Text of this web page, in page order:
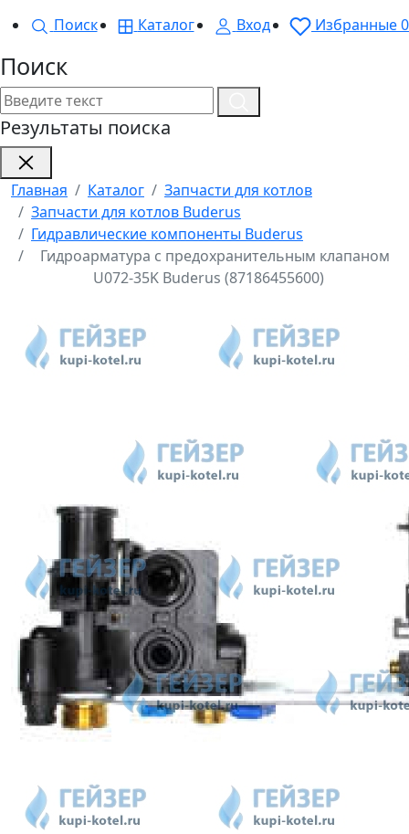
Поиск
Каталог Вход Избранные0
Поиск
Результаты поиска
Главная Каталог
Запчасти для котлов
Запчасти для котлов Buderus
Гидравлические компоненты Buderus
Гидроарматура с предохранительным клапаном
U072-35K Buderus (87186455600)